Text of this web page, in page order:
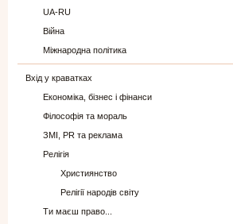
UA-RU
Війна
Міжнародна політика
Вхід у краватках
Економіка, бізнес і фінанси
Філософія та мораль
ЗМІ, PR та реклама
Релігія
Християнство
Релігії народів світу
Ти маєш право...